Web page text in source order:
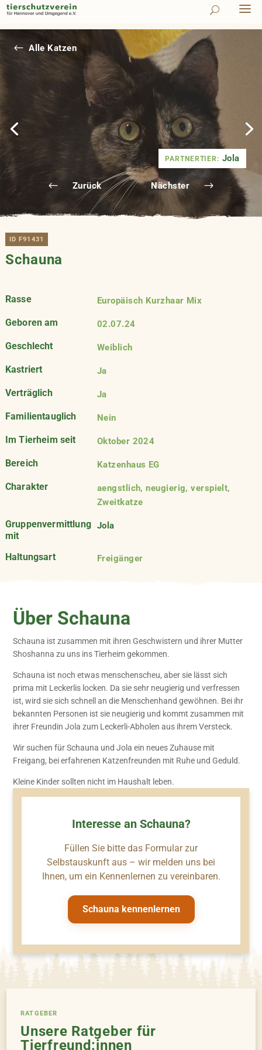
Zurück Nächster
# Alle Katzen
PARTNERTIER: Jola
ID F91431
Schauna
Rasse Europäisch Kurzhaar Mix
Geboren am 02.07.24
Geschlecht Weiblich
Kastriert Ja
Verträglich Ja
Familientauglich Nein
Im Tierheim seit Oktober 2024
Bereich Katzenhaus EG
Charakter
aengstlich, neugierig, verspielt,
Zweitkatze
Gruppenvermittlung
mit
Jola
Haltungsart Freigänger
Über Schauna
Schauna ist zusammen mit ihren Geschwistern und ihrer Mutter
Shoshanna zu uns ins Tierheim gekommen.
Schauna ist noch etwas menschenscheu, aber sie lässt sich
prima mit Leckerlis locken. Da sie sehr neugierig und verfressen
ist, wird sie sich schnell an die Menschenhand gewöhnen. Bei ihr
bekannten Personen ist sie neugierig und kommt zusammen mit
ihrer Freundin Jola zum Leckerli-Abholen aus ihrem Versteck.
Wir suchen für Schauna und Jola ein neues Zuhause mit
Freigang, bei erfahrenen Katzenfreunden mit Ruhe und Geduld.
Kleine Kinder sollten nicht im Haushalt leben.
Interesse an Schauna?
Füllen Sie bitte das Formular zur
Selbstauskunft aus – wir melden uns bei
Ihnen, um ein Kennenlernen zu vereinbaren.
Schauna kennenlernen
RATGEBER
Unsere Ratgeber für
Tierfreund:innen